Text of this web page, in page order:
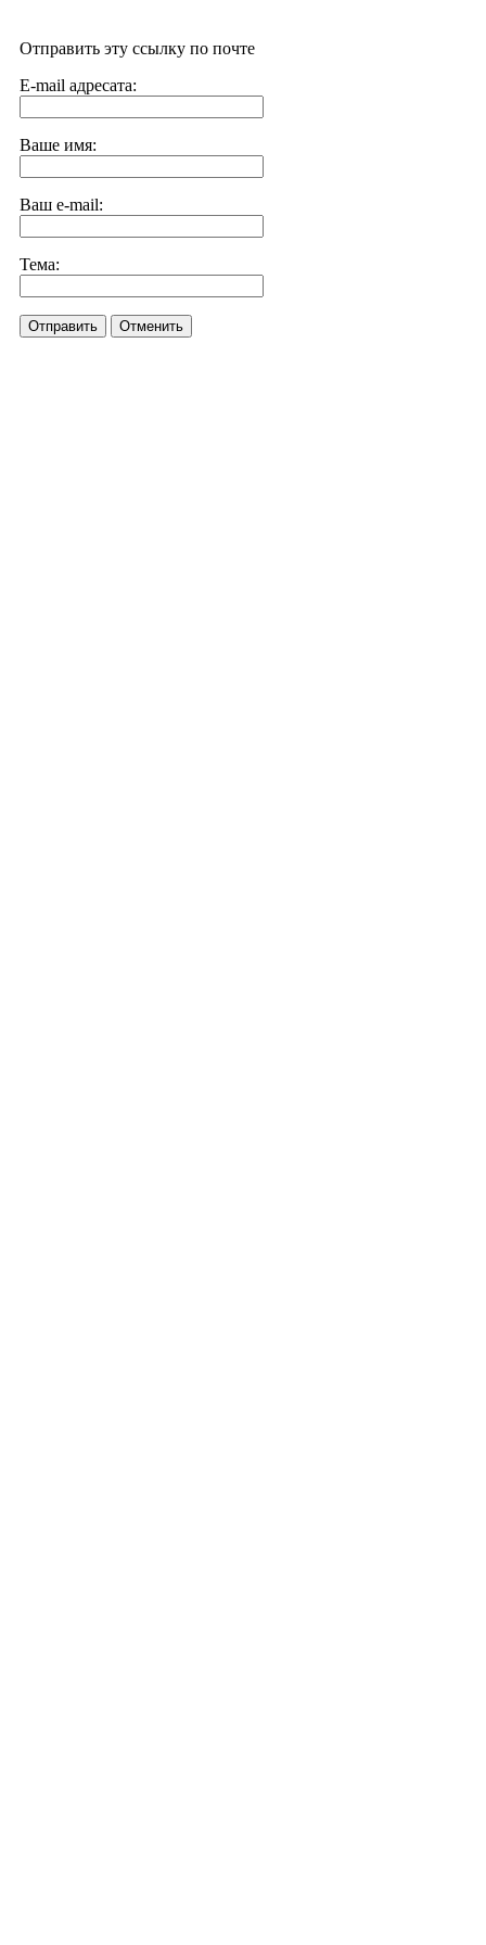
Отправить эту ссылку по почте
E-mail адресата:
Ваше имя:
Ваш e-mail:
Тема:
Отправить Отменить